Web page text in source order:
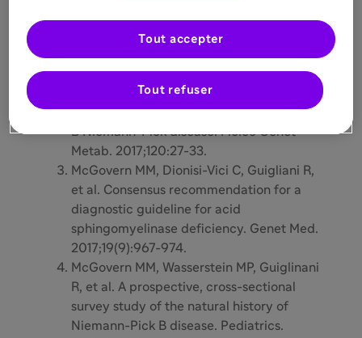
Orphanet J Rare Diseases. 2017;12(41):1-
and B Niemann-Pick disease. Molec Genet
Metab.2017;12(41):1-13.
Schumchman E, Desnick RJ. Types A and
B Niemann-Pick disease. Molec Genet
Metab. 2017;120:27-33.
McGovern MM, Dionisi-Vici C, Guigliani R,
et al. Consensus recommendation for a
diagnostic guideline for acid
sphingomyelinase deficiency. Genet Med.
2017;19(9):967-974.
McGovern MM, Wasserstein MP, Guiglinani
R, et al. A prospective, cross-sectional
survey study of the natural history of
Niemann-Pick B disease. Pediatrics.
Tout refuser
Tout accepter